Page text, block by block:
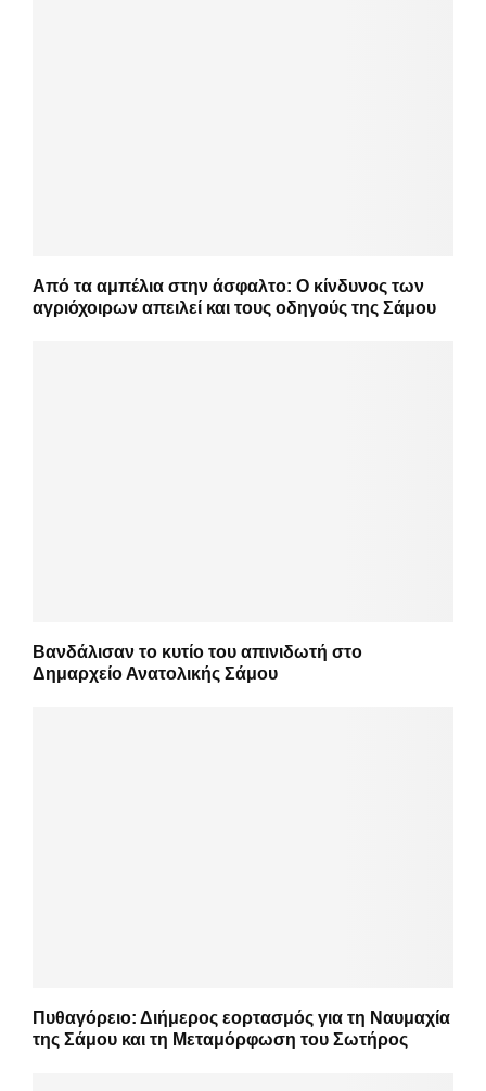
Από τα αμπέλια στην άσφαλτο: Ο κίνδυνος των
αγριόχοιρων απειλεί και τους οδηγούς της Σάμου
Βανδάλισαν το κυτίο του απινιδωτή στο
Δημαρχείο Ανατολικής Σάμου
Πυθαγόρειο: Διήμερος εορτασμός για τη Ναυμαχία
της Σάμου και τη Μεταμόρφωση του Σωτήρος